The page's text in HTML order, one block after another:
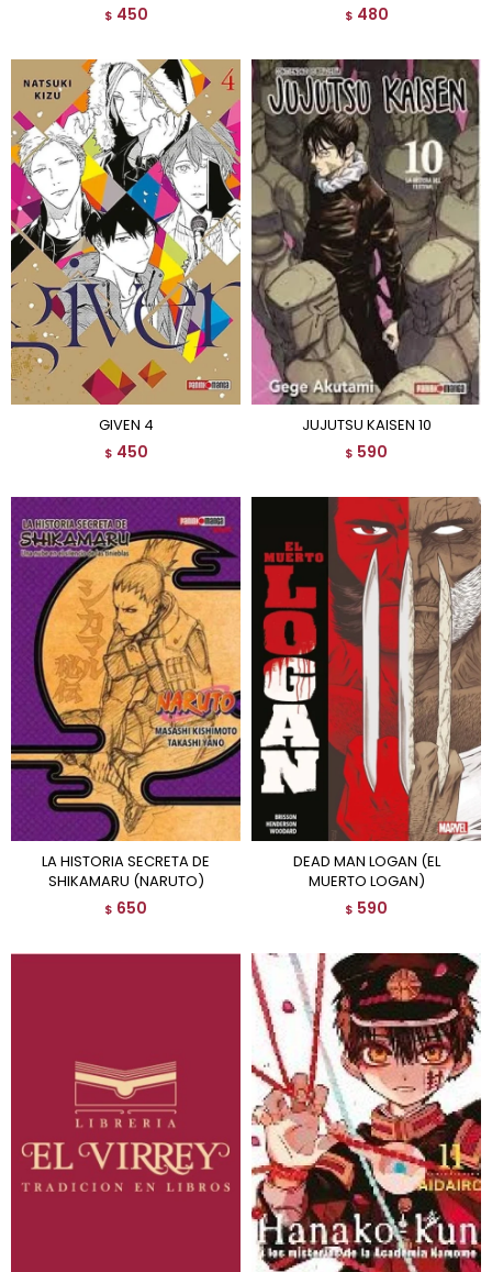
$ 450 $ 480
GIVEN 4
$ 450
JUJUTSU KAISEN 10
$ 590
LA HISTORIA SECRETA DE
SHIKAMARU (NARUTO)
$ 650
DEAD MAN LOGAN (EL
MUERTO LOGAN)
$ 590